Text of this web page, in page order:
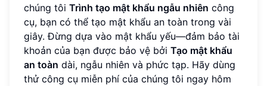
chúng tôi Trình tạo mật khẩu ngẫu nhiên công
cụ, bạn có thể tạo mật khẩu an toàn trong vài
giây. Đừng dựa vào mật khẩu yếu—đảm bảo tài
khoản của bạn được bảo vệ bởi Tạo mật khẩu
an toàn dài, ngẫu nhiên và phức tạp. Hãy dùng
thử công cụ miễn phí của chúng tôi ngay hôm